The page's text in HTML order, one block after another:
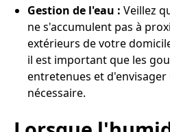
Gestion de l'eau : Veillez
ne s'accumulent pas à
extérieurs de votre
il est important que les
entretenues et d'envisager
nécessaire.